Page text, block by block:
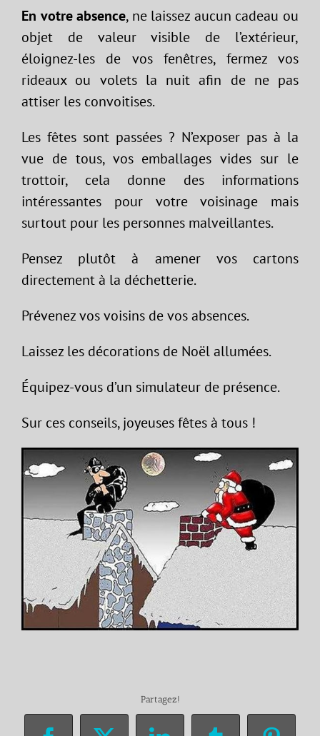
En votre absence, ne laissez aucun cadeau ou
objet de valeur visible de l’extérieur,
éloignez-les de vos fenêtres, fermez vos
rideaux ou volets la nuit afin de ne pas
attiser les convoitises.
Les fêtes sont passées ? N’exposer pas à la
vue de tous, vos emballages vides sur le
trottoir, cela donne des informations
intéressantes pour votre voisinage mais
surtout pour les personnes malveillantes.
Pensez plutôt à amener vos cartons
directement à la déchetterie.
Prévenez vos voisins de vos absences.
Laissez les décorations de Noël allumées.
Équipez-vous d’un simulateur de présence.
Sur ces conseils, joyeuses fêtes à tous !
Partagez!